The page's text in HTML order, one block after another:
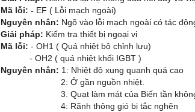
Mã lỗi: - EF ( Lỗi mạch ngoài)
Nguyên nhân: Ngõ vào lỗi mạch ngoài có tác
Giải pháp: Kiểm tra thiết bị ngoại vi
Mã lỗi: - OH1 ( Quá nhiệt bộ chỉnh lưu)
- OH2 ( quá nhiệt khối IGBT )
Nguyên nhân: 1: Nhiệt độ xung quanh quá cao
2: Ở gần nguồn nhiệt.
3. Quạt làm mát của Biến tần không
4: Rãnh thông gió bị tắc nghẽn